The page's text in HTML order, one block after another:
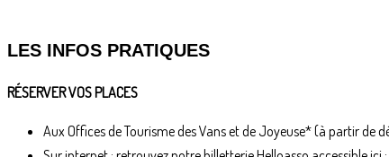
LES INFOS PRATIQUES
RÉSERVER VOS PLACES
Aux Offices de Tourisme des Vans et de Joyeuse* (à partir de